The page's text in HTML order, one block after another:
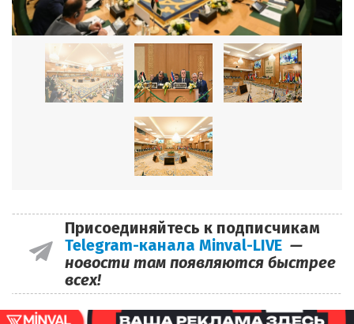
Присоединяйтесь к подписчикам
Telegram-канала Minval-LIVE —
новости там появляются быстрее
всех!